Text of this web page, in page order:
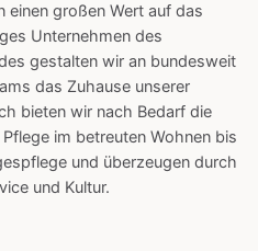
einen großen Wert auf das
Unternehmen des
gestalten wir an bundesweit
das Zuhause unserer
bieten wir nach Bedarf die
im betreuten Wohnen bis
und überzeugen durch
und Kultur.